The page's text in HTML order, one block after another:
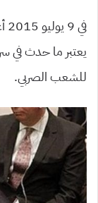
يعتبر ما حدث في
للشعب الصربي.